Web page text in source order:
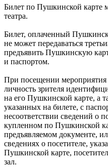
Билет по Пушкинской карте
театра.
Билет, оплаченный
не может передаваться
предъявить Пушкинскую
и паспортом.
При посещении мероприятия
личность зрителя
на его Пушкинской карте, а
указанных на билете, с
несоответствии сведений о
купленном по Пушкинской
предъявляемом документе,
сведениях о посетителе,
Пушкинской карте,
зал.